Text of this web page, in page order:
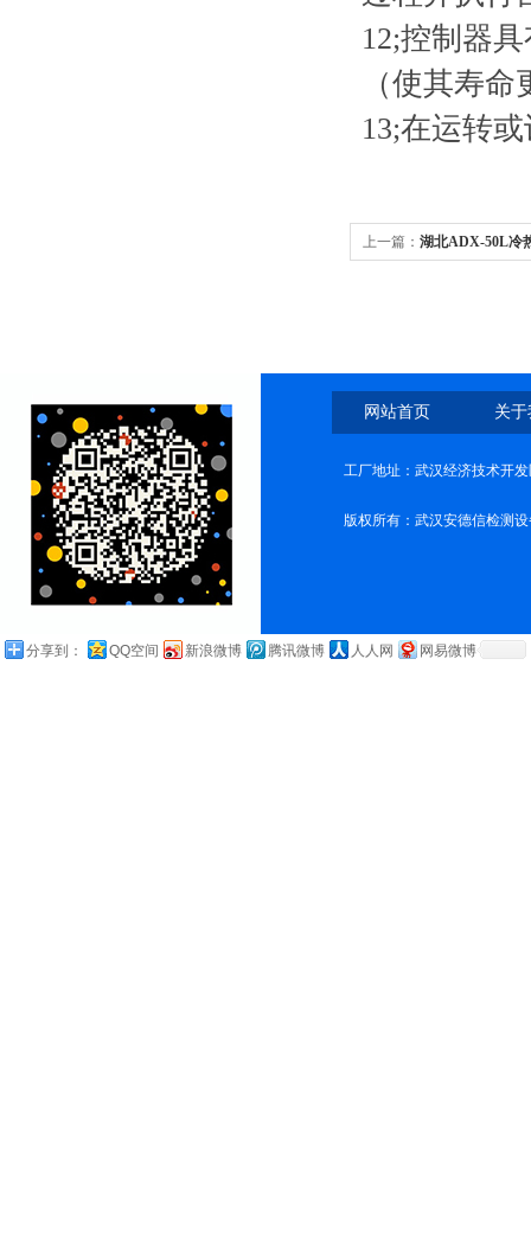
12;控制器
（使其寿
13;在运转
上一篇： 湖北ADX-50L冷
网站首页 关
工厂地址：武汉经济技术开
版权所有：武汉安德信检测
分享到： QQ空间 新浪微博 腾讯微博 人人网 网易微博